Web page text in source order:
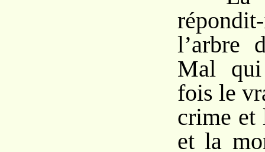
l’arbre
Mal
fois le
crime et
et la